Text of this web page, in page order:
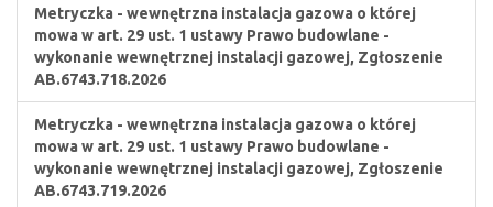
Metryczka - wewnętrzna instalacja gazowa o której
mowa w art. 29 ust. 1 ustawy Prawo budowlane -
wykonanie wewnętrznej instalacji gazowej, Zgłoszenie
AB.6743.718.2026
Metryczka - wewnętrzna instalacja gazowa o której
mowa w art. 29 ust. 1 ustawy Prawo budowlane -
wykonanie wewnętrznej instalacji gazowej, Zgłoszenie
AB.6743.719.2026